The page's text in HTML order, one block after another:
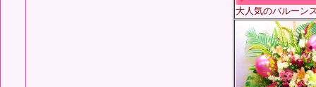
大人気のバルーン